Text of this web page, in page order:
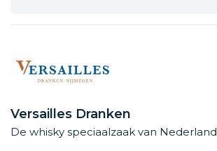
Versailles Dranken
De whisky speciaalzaak van Nederland